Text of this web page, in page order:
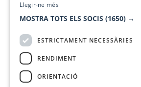
Llegir-ne més
MOSTRA TOTS ELS SOCIS (1650) →
ESTRICTAMENT NECESSÀRIES
RENDIMENT
ORIENTACIÓ